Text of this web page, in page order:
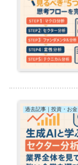
過去記事｜投資・お金